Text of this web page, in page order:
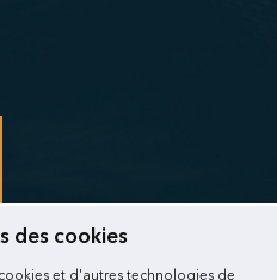
des cookies
et d'autres technologies de